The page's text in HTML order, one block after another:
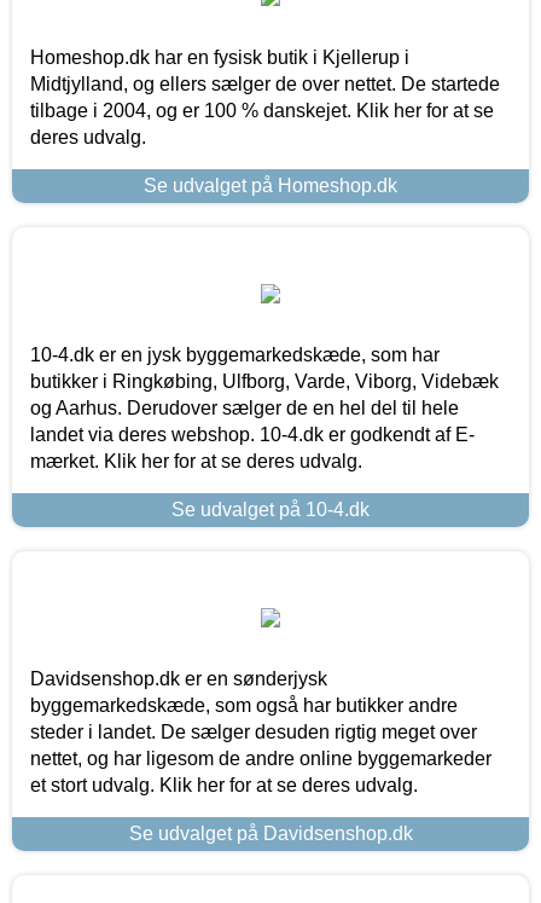
Homeshop.dk har en fysisk butik i Kjellerup i
Midtjylland, og ellers sælger de over nettet. De startede
tilbage i 2004, og er 100 % danskejet. Klik her for at se
deres udvalg.
Se udvalget på Homeshop.dk
10-4.dk er en jysk byggemarkedskæde, som har
butikker i Ringkøbing, Ulfborg, Varde, Viborg, Videbæk
og Aarhus. Derudover sælger de en hel del til hele
landet via deres webshop. 10-4.dk er godkendt af E-
mærket. Klik her for at se deres udvalg.
Se udvalget på 10-4.dk
Davidsenshop.dk er en sønderjysk
byggemarkedskæde, som også har butikker andre
steder i landet. De sælger desuden rigtig meget over
nettet, og har ligesom de andre online byggemarkeder
et stort udvalg. Klik her for at se deres udvalg.
Se udvalget på Davidsenshop.dk